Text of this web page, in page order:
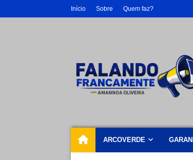
Início Sobre Quem faz?
ARCOVERDE